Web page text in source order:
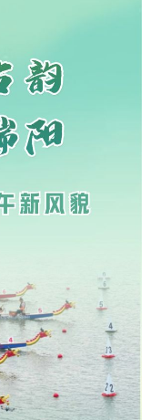
龄
尚
北 山西
海 江苏
建 江西